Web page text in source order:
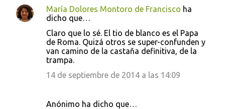
María Dolores Montoro de Francisco ha
dicho que…
Claro que lo sé. El tio de blanco es el Papa
de Roma. Quizá otros se super-confunden y
van camino de la castaña definitiva, de la
trampa.
14 de septiembre de 2014 a las 14:09
Anónimo ha dicho que…